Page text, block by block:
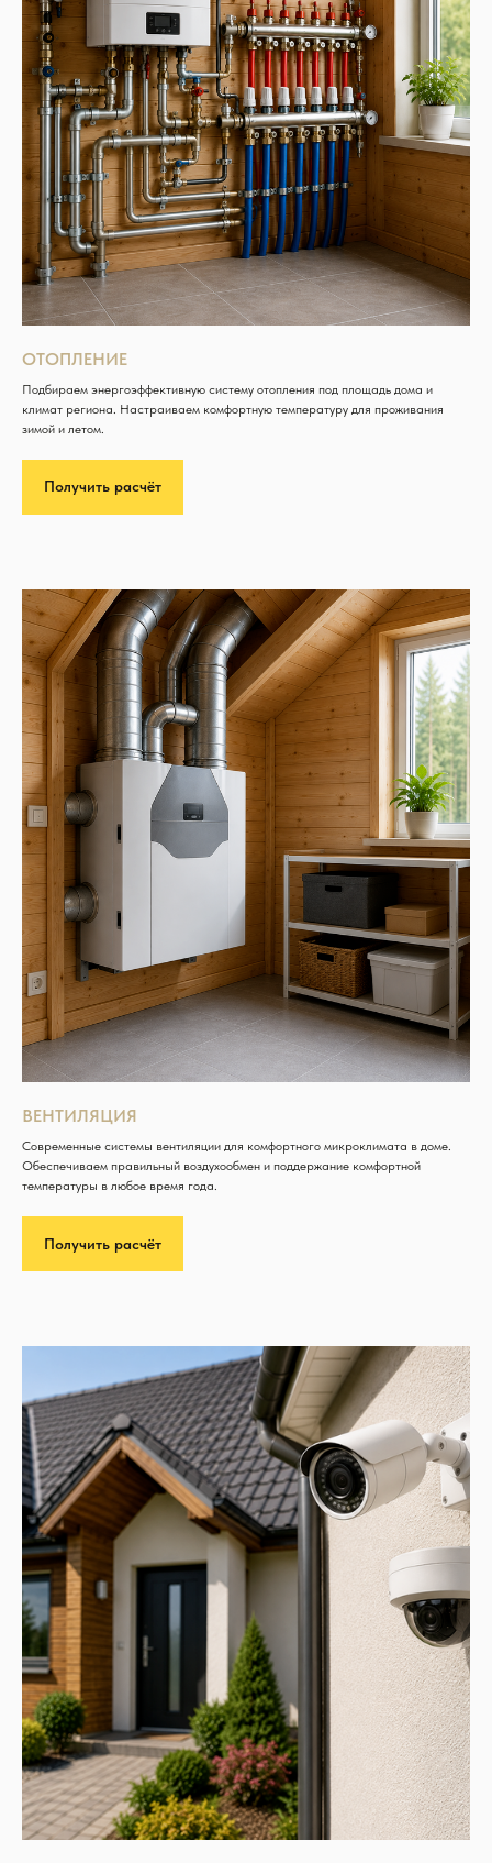
ОТОПЛЕНИЕ
Подбираем энергоэффективную систему отопления под площадь дома и
климат региона. Настраиваем комфортную температуру для проживания
зимой и летом.
Получить расчёт
ВЕНТИЛЯЦИЯ
Современные системы вентиляции для комфортного микроклимата в доме.
Обеспечиваем правильный воздухообмен и поддержание комфортной
температуры в любое время года.
Получить расчёт